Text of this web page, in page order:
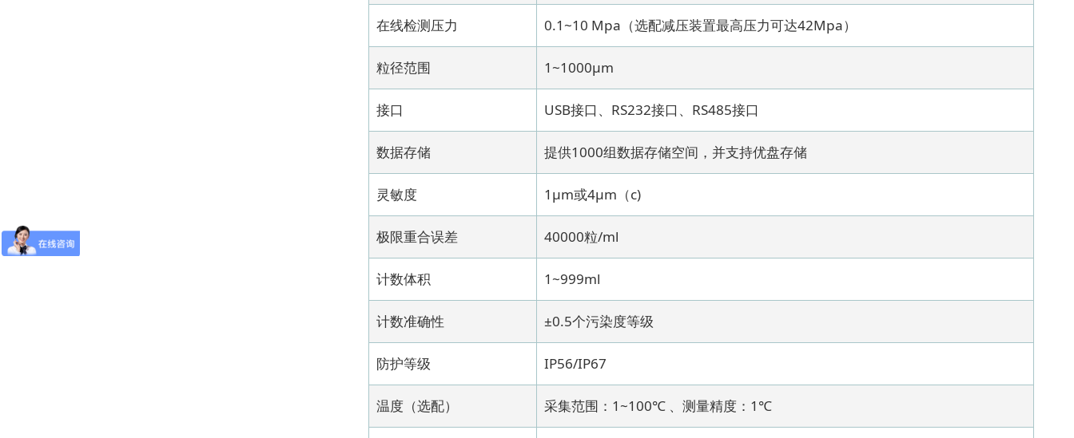
在线检测压力 0.1~10 Mpa（选配减压装置最高压力可达42Mpa）
粒径范围 1~1000μm
接口 USB接口、RS232接口、RS485接口
数据存储 提供1000组数据存储空间，并支持优盘存储
灵敏度 1μm或4μm（c)
极限重合误差 40000粒/ml
计数体积 1~999ml
计数准确性 ±0.5个污染度等级
防护等级 IP56/IP67
温度（选配） 采集范围：1~100℃ 、测量精度：1℃